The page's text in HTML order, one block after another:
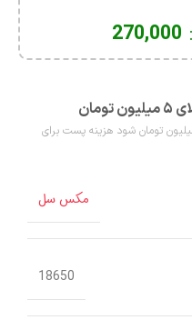
270,000
چه جمع صورت حساب شما بالای 5 میلیون تومان شود هزینه پست برای
مکس سل
18650